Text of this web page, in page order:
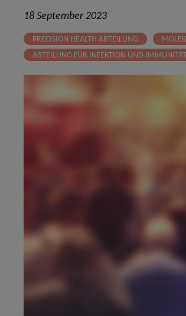
18 September 2023
PRECISION HEALTH ABTEILUNG
ABTEILUNG FÜR INFEKTION UND IMMUNITÄT